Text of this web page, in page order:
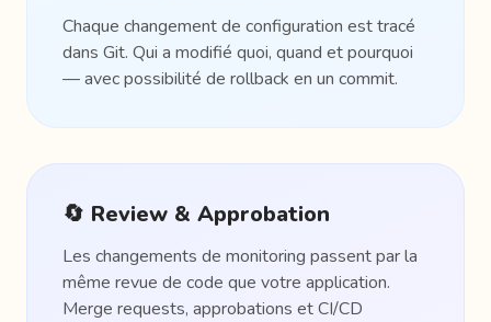
Chaque changement de configuration est tracé
dans Git. Qui a modifié quoi, quand et pourquoi
— avec possibilité de rollback en un commit.
🔄 Review & Approbation
Les changements de monitoring passent par la
même revue de code que votre application.
Merge requests, approbations et CI/CD